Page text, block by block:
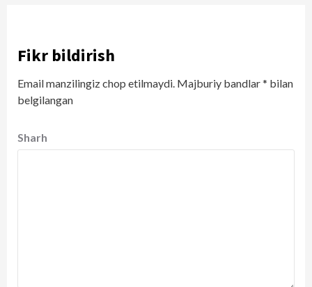
Fikr bildirish
Email manzilingiz chop etilmaydi. Majburiy bandlar* bilan
belgilangan
Sharh